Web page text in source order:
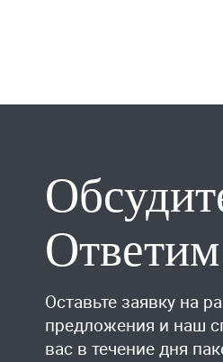
Оставьте заявку на
предложения и наш
вас в течение дня